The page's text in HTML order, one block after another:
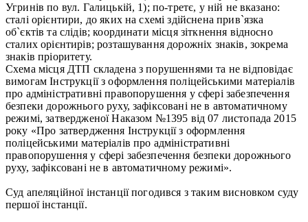
Угринів по вул. Галицькій, 1); по-третє, у ній не вказано:
сталі орієнтири, до яких на схемі здійснена прив`язка
об`єктів та слідів; координати місця зіткнення відносно
сталих орієнтирів; розташування дорожніх знаків, зокрема
знаків пріоритету.
Схема місця ДТП складена з порушеннями та не відповідає
вимогам Інструкції з оформлення поліцейськими матеріалів
про адміністративні правопорушення у сфері забезпечення
безпеки дорожнього руху, зафіксовані не в автоматичному
режимі, затвердженої Наказом №1395 від 07 листопада 2015
року «Про затвердження Інструкції з оформлення
поліцейськими матеріалів про адміністративні
правопорушення у сфері забезпечення безпеки дорожнього
руху, зафіксовані не в автоматичному режимі».
Суд апеляційної інстанції погодився з таким висновком суду
першої інстанції.